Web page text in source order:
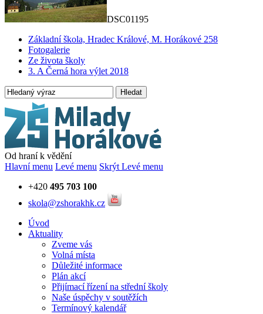
DSC01195
Základní škola, Hradec Králové, M. Horákové 258
Fotogalerie
Ze života školy
3. A Černá hora výlet 2018
Hledat
Od hraní k vědění
Hlavní menu Levé menu Skrýt Levé menu
+420 495 703 100
skola@zshorakhk.cz
Úvod
Aktuality
Zveme vás
Volná místa
Důležité informace
Plán akcí
Přijímací řízení na střední školy
Naše úspěchy v soutěžích
Termínový kalendář